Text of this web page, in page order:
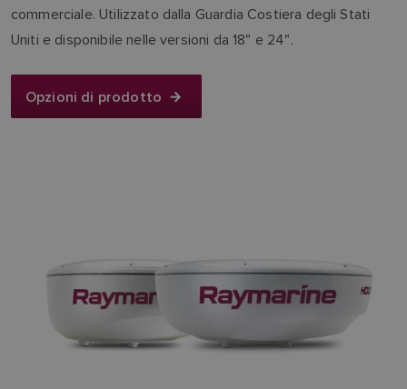
commerciale. Utilizzato dalla Guardia Costiera degli Stati
Uniti e disponibile nelle versioni da 18" e 24".
Opzioni di prodotto